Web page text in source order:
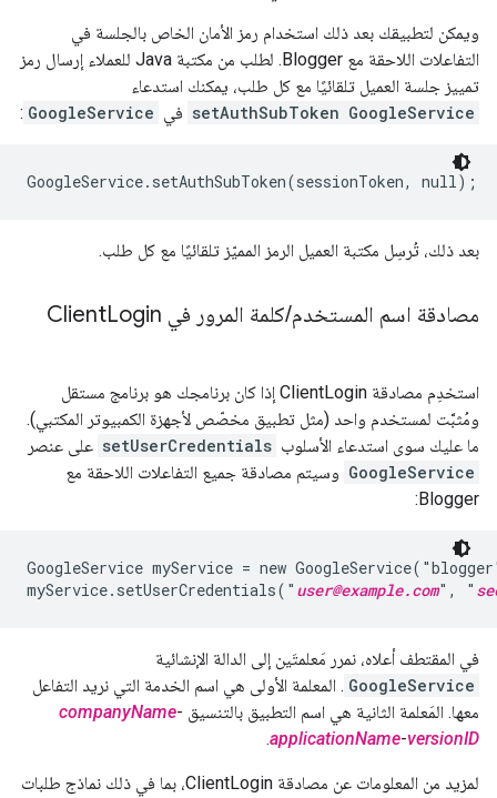
ويمكن لتطبيقك بعد ذلك استخدام رمز الأمان الخاص بالجلسة في
التفاعلات اللاحقة مع Blogger. لطلب من مكتبة Java للعملاء إرسال رمز
تمييز جلسة العميل تلقائيًا مع كل طلب، يمكنك استدعاء
GoogleService
setAuthSubToken في GoogleService
:
بعد ذلك، تُرسِل مكتبة العميل الرمز المميّز تلقائيًا مع كل طلب.
مصادقة اسم المستخدم/كلمة المرور في Client Login
استخدِم مصادقة ClientLogin إذا كان برنامجك هو برنامج مستقل
ومُثبَّت لمستخدم واحد (مثل تطبيق مخصّص لأجهزة الكمبيوتر المكتبي).
ما عليك سوى استدعاء الأسلوب setUserCredentials على عنصر
GoogleService وسيتم مصادقة جميع التفاعلات اللاحقة مع
Blogger:
GoogleService myService = new
myService.setUserCredentials(" user@example.com", "
في المقتطف أعلاه، نمرر مَعلمتَين إلى الدالة الإنشائية
GoogleService . المعلمة الأولى هي اسم الخدمة التي نريد التفاعل
معها. المَعلمة الثانية هي اسم التطبيق بالتنسيق companyName-
applicationName-versionID
.
لمزيد من المعلومات عن مصادقة ClientLogin، بما في ذلك نماذج طلبات